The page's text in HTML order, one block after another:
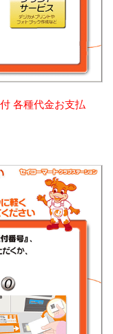
各種代金お支払